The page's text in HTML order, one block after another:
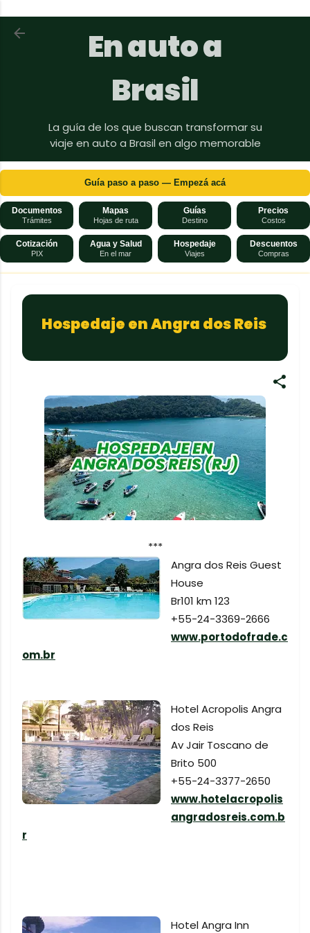
Ir al contenido principal
En auto a
Brasil
La guía de los que buscan transformar su
viaje en auto a Brasil en algo memorable
Guía paso a paso — Empezá acá
Documentos
Trámites
Mapas
Hojas de ruta
Guías
Destino
Precios
Costos
Cotización
PIX
Agua y Salud
En el mar
Hospedaje
Viajes
Descuentos
Compras
Hospedaje en Angra dos Reis
***
Angra dos Reis Guest
House
Br101 km 123
+55-24-3369-2666
www.portodofrade.c
om.br
Hotel Acropolis Angra
dos Reis
Av Jair Toscano de
Brito 500
+55-24-3377-2650
www.hotelacropolis
angradosreis.com.b
r
Hotel Angra Inn